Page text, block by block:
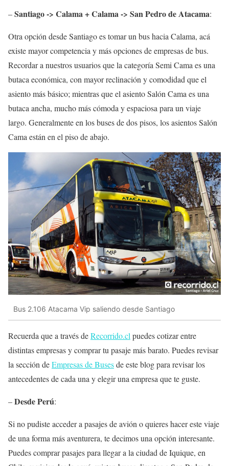
–Santiago -> Calama + Calama -> San Pedro de Atacama:
Otra opción desde Santiago es tomar un bus hacia Calama, acá
existe mayor competencia y más opciones de empresas de bus.
Recordar a nuestros usuarios que la categoría Semi Cama es una
butaca económica, con mayor reclinación y comodidad que el
asiento más básico; mientras que el asiento Salón Cama es una
butaca ancha, mucho más cómoda y espaciosa para un viaje
largo. Generalmente en los buses de dos pisos, los asientos Salón
Cama están en el piso de abajo.
Bus 2.106 Atacama Vip saliendo desde Santiago
Recuerda que a través deRecorrido.cl puedes cotizar entre
distintas empresas y comprar tu pasaje más barato. Puedes revisar
la sección deEmpresas de Busesde este blog para revisar los
antecedentes de cada una y elegir una empresa que te guste.
–Desde Perú:
Si no pudiste acceder a pasajes de avión o quieres hacer este viaje
de una forma más aventurera, te decimos una opción interesante.
Puedes comprar pasajes para llegar a la ciudad de Iquique, en